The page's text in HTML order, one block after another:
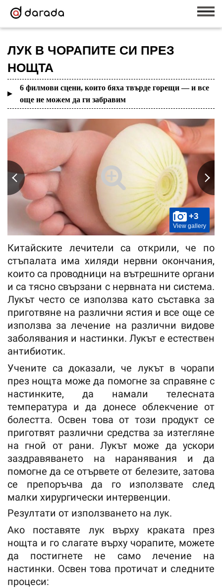
ЛУК В ЧОРАПИТЕ СИ ПРЕЗ
НОЩТА
6 филмови сцени, които бяха твърде горещи — и все
още не можем да ги забравим
+3
View gallery
Китайските лечители са открили, че по
стъпалата има хиляди нервни окончания,
които са проводници на вътрешните органи
и са тясно свързани с нервната ни система.
Лукът често се използва като съставка за
приготвяне на различни ястия и все още се
използва за лечение на различни видове
заболявания и настинки. Лукът е естествен
антибиотик.
Учените са доказали, че лукът в чорапи
през нощта може да помогне за справяне с
настинките, да намали телесната
температура и да донесе облекчение от
болестта. Освен това от този продукт се
приготвят различни средства за изтегляне
на гной от рани. Лукът може да ускори
заздравяването на наранявания и да
помогне да се отървете от белезите, затова
се препоръчва да го използвате след
малки хирургически интервенции.
Резултати от използването на лук.
Ако поставяте лук върху краката през
нощта и го слагате върху чорапите, можете
да постигнете не само лечение на
настинки. Освен това протичат и следните
процеси: